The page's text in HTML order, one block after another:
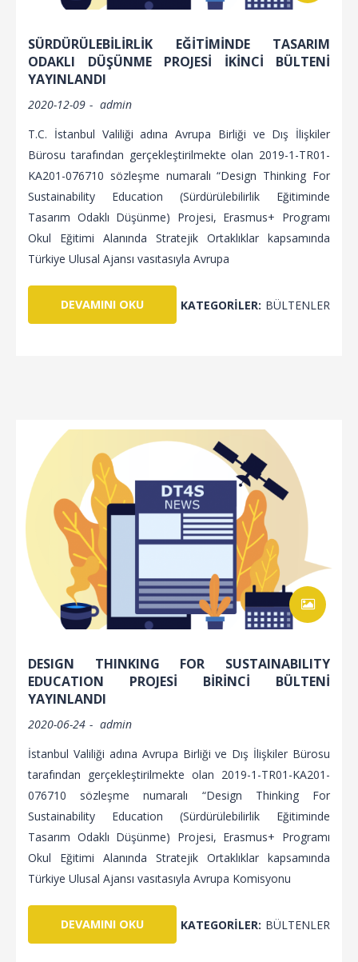
SÜRDÜRÜLEBILIRLIK EĞITIMINDE TASARIM
ODAKLI DÜŞÜNME PROJESI İKINCI BÜLTENI
YAYINLANDI
2020-12-09
admin
T.C. İstanbul Valiliği adına Avrupa Birliği ve Dış İlişkiler
Bürosu tarafından gerçekleştirilmekte olan 2019-1-TR01-
KA201-076710 sözleşme numaralı “Design Thinking For
Sustainability Education (Sürdürülebilirlik Eğitiminde
Tasarım Odaklı Düşünme) Projesi, Erasmus+ Programı
Okul Eğitimi Alanında Stratejik Ortaklıklar kapsamında
Türkiye Ulusal Ajansı vasıtasıyla Avrupa
DEVAMINI OKU KATEGORILER: BÜLTENLER
DESIGN THINKING FOR SUSTAINABILITY
EDUCATION PROJESI BIRINCI BÜLTENI
YAYINLANDI
2020-06-24
admin
İstanbul Valiliği adına Avrupa Birliği ve Dış İlişkiler Bürosu
tarafından gerçekleştirilmekte olan 2019-1-TR01-KA201-
076710 sözleşme numaralı “Design Thinking For
Sustainability Education (Sürdürülebilirlik Eğitiminde
Tasarım Odaklı Düşünme) Projesi, Erasmus+ Programı
Okul Eğitimi Alanında Stratejik Ortaklıklar kapsamında
Türkiye Ulusal Ajansı vasıtasıyla Avrupa Komisyonu
DEVAMINI OKU KATEGORILER: BÜLTENLER